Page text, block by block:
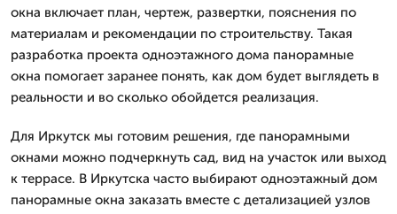
окна включает план, чертеж, развертки, пояснения по
материалам и рекомендации по строительству. Такая
разработка проекта одноэтажного дома панорамные
окна помогает заранее понять, как дом будет выглядеть в
реальности и во сколько обойдется реализация.
Для Иркутск мы готовим решения, где панорамными
окнами можно подчеркнуть сад, вид на участок или выход
к террасе. В Иркутска часто выбирают одноэтажный дом
панорамные окна заказать вместе с детализацией узлов